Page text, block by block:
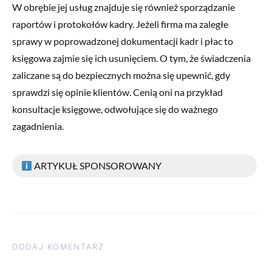
W obrębie jej usług znajduje się również sporządzanie
raportów i protokołów kadry. Jeżeli firma ma zaległe
sprawy w poprowadzonej dokumentacji kadr i płac to
księgowa zajmie się ich usunięciem. O tym, że świadczenia
zaliczane są do bezpiecznych można się upewnić, gdy
sprawdzi się opinie klientów. Cenią oni na przykład
konsultacje księgowe, odwołujące się do ważnego
zagadnienia.
ARTYKUŁ SPONSOROWANY
DODAJ KOMENTARZ